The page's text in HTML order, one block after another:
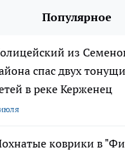
Популярное
из
спас двух
в реке Керженец
коврики в